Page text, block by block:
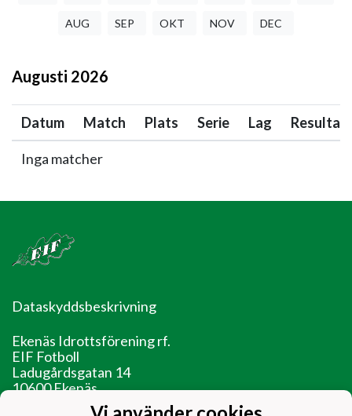
AUG SEP OKT NOV DEC
Augusti 2026
Datum Match Plats Serie Lag Resultat
Inga matcher
Dataskyddsbeskrivning
Ekenäs Idrottsförening rf.
EIF Fotboll
Ladugårdsgatan 14
10600 Ekenäs